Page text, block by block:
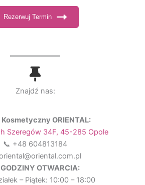
Rezerwuj Termin
Znajdź nas:
ORIENTAL:
Szeregów 34F, 45-285 Opole
📞 +48 604813184
GODZINY OTWARCIA:
– Piątek: 10:00 – 18:00